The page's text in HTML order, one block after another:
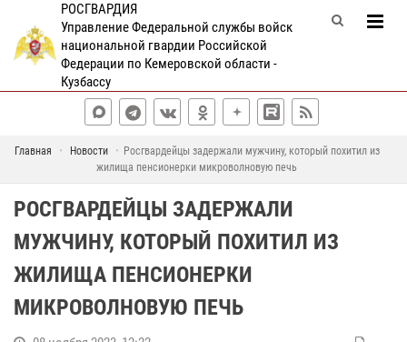
РОСГВАРДИЯ
Управление Федеральной службы войск
национальной гвардии Российской
Федерации по Кемеровской области -
Кузбассу
Главная Новости
Росгвардейцы задержали мужчину, который похитил из
жилища пенсионерки микроволновую печь
РОСГВАРДЕЙЦЫ ЗАДЕРЖАЛИ
МУЖЧИНУ, КОТОРЫЙ ПОХИТИЛ ИЗ
ЖИЛИЩА ПЕНСИОНЕРКИ
МИКРОВОЛНОВУЮ ПЕЧЬ